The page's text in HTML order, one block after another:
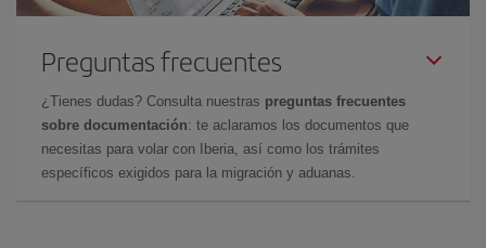
Preguntas frecuentes
¿Tienes dudas? Consulta nuestras preguntas frecuentes
sobre documentación: te aclaramos los documentos que
necesitas para volar con Iberia, así como los trámites
específicos exigidos para la migración y aduanas.